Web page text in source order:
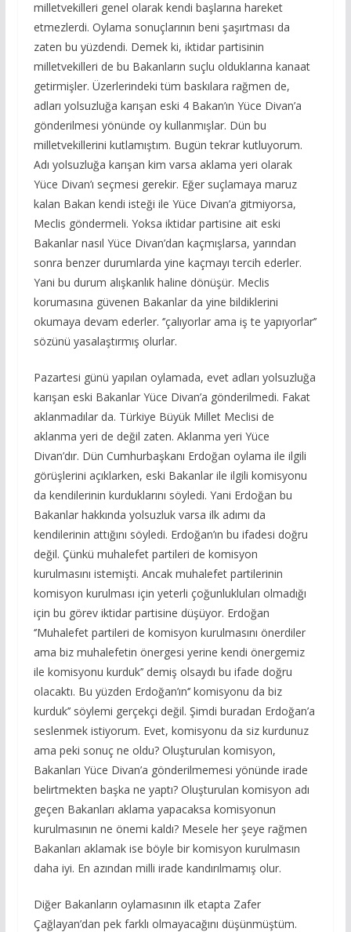
milletvekilleri genel olarak kendi başlarına hareket
etmezlerdi. Oylama sonuçlarının beni şaşırtması da
zaten bu yüzdendi. Demek ki, iktidar partisinin
milletvekilleri de bu Bakanların suçlu olduklarına kanaat
getirmişler. Üzerlerindeki tüm baskılara rağmen de,
adları yolsuzluğa karışan eski 4 Bakan’ın Yüce Divan’a
gönderilmesi yönünde oy kullanmışlar. Dün bu
milletvekillerini kutlamıştım. Bugün tekrar kutluyorum.
Adı yolsuzluğa karışan kim varsa aklama yeri olarak
Yüce Divan’ı seçmesi gerekir. Eğer suçlamaya maruz
kalan Bakan kendi isteği ile Yüce Divan’a gitmiyorsa,
Meclis göndermeli. Yoksa iktidar partisine ait eski
Bakanlar nasıl Yüce Divan’dan kaçmışlarsa, yarından
sonra benzer durumlarda yine kaçmayı tercih ederler.
Yani bu durum alışkanlık haline dönüşür. Meclis
korumasına güvenen Bakanlar da yine bildiklerini
okumaya devam ederler. ‘’çalıyorlar ama iş te yapıyorlar’’
sözünü yasalaştırmış olurlar.
Pazartesi günü yapılan oylamada, evet adları yolsuzluğa
karışan eski Bakanlar Yüce Divan’a gönderilmedi. Fakat
aklanmadılar da. Türkiye Büyük Millet Meclisi de
aklanma yeri de değil zaten. Aklanma yeri Yüce
Divan’dır. Dün Cumhurbaşkanı Erdoğan oylama ile ilgili
görüşlerini açıklarken, eski Bakanlar ile ilgili komisyonu
da kendilerinin kurduklarını söyledi. Yani Erdoğan bu
Bakanlar hakkında yolsuzluk varsa ilk adımı da
kendilerinin attığını söyledi. Erdoğan’ın bu ifadesi doğru
değil. Çünkü muhalefet partileri de komisyon
kurulmasını istemişti. Ancak muhalefet partilerinin
komisyon kurulması için yeterli çoğunlukluları olmadığı
için bu görev iktidar partisine düşüyor. Erdoğan
‘’Muhalefet partileri de komisyon kurulmasını önerdiler
ama biz muhalefetin önergesi yerine kendi önergemiz
ile komisyonu kurduk’’ demiş olsaydı bu ifade doğru
olacaktı. Bu yüzden Erdoğan’ın‘’ komisyonu da biz
kurduk’’ söylemi gerçekçi değil. Şimdi buradan Erdoğan’a
seslenmek istiyorum. Evet, komisyonu da siz kurdunuz
ama peki sonuç ne oldu? Oluşturulan komisyon,
Bakanları Yüce Divan’a gönderilmemesi yönünde irade
belirtmekten başka ne yaptı? Oluşturulan komisyon adı
geçen Bakanları aklama yapacaksa komisyonun
kurulmasının ne önemi kaldı? Mesele her şeye rağmen
Bakanları aklamak ise böyle bir komisyon kurulmasın
daha iyi. En azından milli irade kandırılmamış olur.
Diğer Bakanların oylamasının ilk etapta Zafer
Çağlayan’dan pek farklı olmayacağını düşünmüştüm.